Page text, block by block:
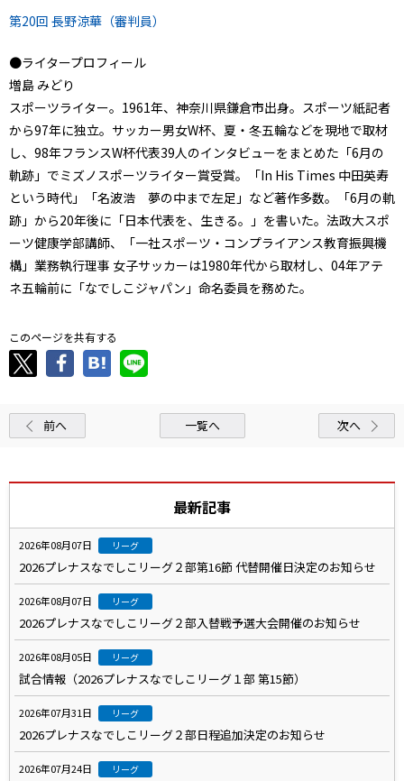
第20回 長野涼華（審判員）
●ライタープロフィール
増島 みどり
スポーツライター。1961年、神奈川県鎌倉市出身。スポーツ紙記者
から97年に独立。サッカー男女W杯、夏・冬五輪などを現地で取材
し、98年フランスW杯代表39人のインタビューをまとめた「6月の
軌跡」でミズノスポーツライター賞受賞。「In His Times 中田英寿
という時代」「名波浩 夢の中まで左足」など著作多数。「6月の軌
跡」から20年後に「日本代表を、生きる。」を書いた。法政大スポ
ーツ健康学部講師、「一社スポーツ・コンプライアンス教育振興機
構」業務執行理事 女子サッカーは1980年代から取材し、04年アテ
ネ五輪前に「なでしこジャパン」命名委員を務めた。
このページを共有する
前へ 一覧へ 次へ
最新記事
2026年08月07日 リーグ
2026プレナスなでしこリーグ２部第16節 代替開催日決定のお知らせ
2026年08月07日 リーグ
2026プレナスなでしこリーグ２部入替戦予選大会開催のお知らせ
2026年08月05日 リーグ
試合情報（2026プレナスなでしこリーグ１部 第15節）
2026年07月31日 リーグ
2026プレナスなでしこリーグ２部日程追加決定のお知らせ
2026年07月24日 リーグ